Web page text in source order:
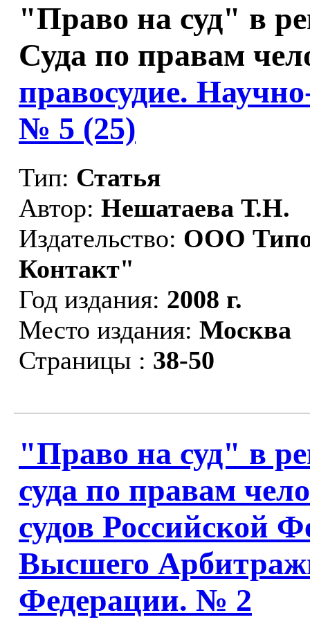
"Право на суд" в
Суда по правам
правосудие.
№ 5 (25)
Тип: Статья
Автор: Нешатаева Т.Н.
Издательство: ООО
Контакт"
Год издания: 2008 г.
Место издания: Москва
Страницы : 38-50
"Право на суд" в
суда по правам
судов Российской
Высшего
Федерации. № 2